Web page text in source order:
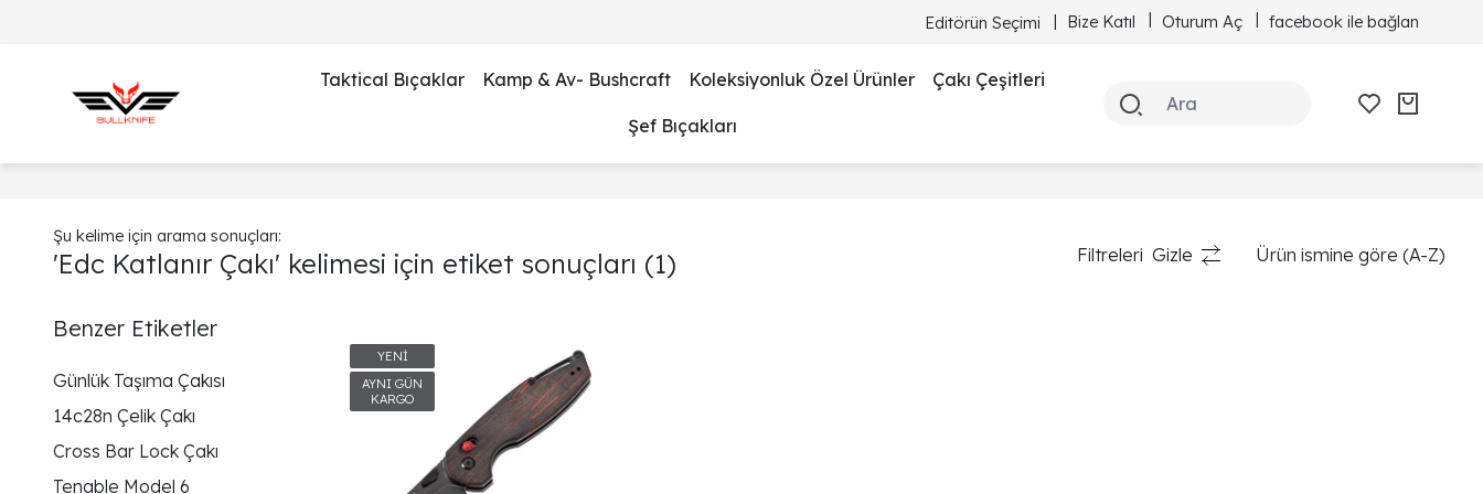
Editörün Seçimi Bize Katıl Oturum Aç facebook ile bağlan
Taktical Bıçaklar Kamp & Av- Bushcraft Koleksiyonluk Özel Ürünler Çakı Çeşitleri
Şef Bıçakları
Şu kelime için arama sonuçları:
'Edc Katlanır Çakı' kelimesi için etiket sonuçları (1) Filtreleri Gizle Ürün ismine göre (A-Z)
Benzer Etiketler
Günlük Taşıma Çakısı
14c28n Çelik Çakı
Cross Bar Lock Çakı
Tenable Model 6